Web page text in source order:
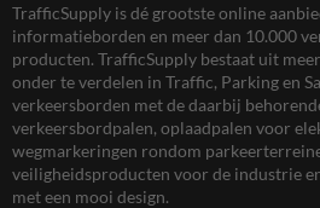
TrafficSupply is dé grootste online
informatieborden en meer dan 10.000
producten. TrafficSupply bestaat uit
onder te verdelen in Traffic, Parking en
verkeersborden met de daarbij
verkeersbordpalen, oplaadpalen voor
wegmarkeringen rondom
veiligheidsproducten voor de industrie
met een mooi design.